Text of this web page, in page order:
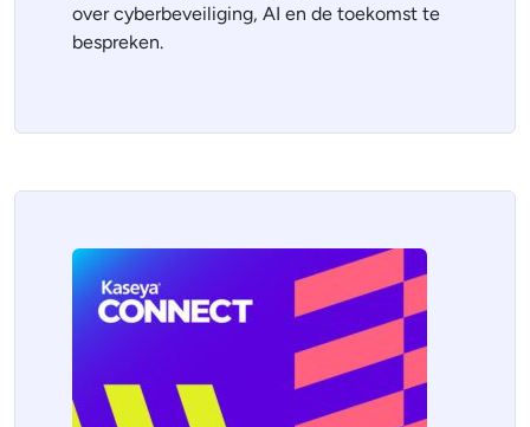
over cyberbeveiliging, AI en de toekomst te
bespreken.